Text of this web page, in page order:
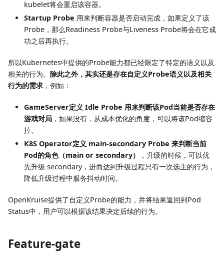
kubelet将会重启该容器。
Startup Probe 用来判断容器是否启动完成，如果定义了该
Probe，那么Readiness Probe与Liveness Probe将会在它成
功之后再执行。
所以Kubernetes中提供的Probe能力都已经限定了特定的语义以及
相关的行为。 除此之外，其实还是存在自定义Probe语义以及相关
行为的需求 ，例如：
GameServer定义 Idle Probe 用来判断该Pod当前是否存在
游戏对局 ，如果没有，从成本优化的角度，可以将该Pod缩容
掉。
K8S Operator定义 main-secondary Probe 来判断当前
Pod的角色（main or secondary）
，升级的时候，可以优
先升级 secondary，进而达到升级过程只有一次选主的行为，
降低升级过程中服务抖动时间。
OpenKruise提供了自定义Probe的能力，并将结果返回到Pod
Status中，用户可以根据该结果决定后续的行为。
Feature-gate